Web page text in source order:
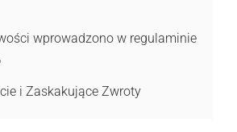
wprowadzono w regulaminie
i Zaskakujące Zwroty